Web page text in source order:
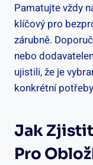
Pamatujte vždy
klíčový pro
zárubně.
nebo
ujistili, že je
konkrétní
Jak
Pro